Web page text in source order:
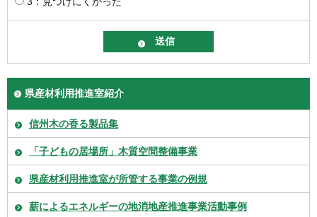
県産材利用推進室紹介
信州木の香る製品集
「子どもの居場所」木質空間整備事業
県産材利用推進室が所管する事業の例規
薪によるエネルギーの地消地産推進事業活動事例